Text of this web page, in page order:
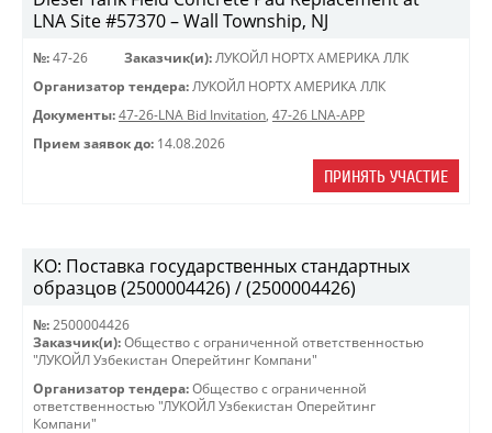
LNA Site #57370 – Wall Township, NJ
№: 47-26 Заказчик(и): ЛУКОЙЛ НОРТХ АМЕРИКА ЛЛК
Организатор тендера: ЛУКОЙЛ НОРТХ АМЕРИКА ЛЛК
Документы: 47-26-LNA Bid Invitation, 47-26 LNA-APP
Прием заявок до: 14.08.2026
ПРИНЯТЬ УЧАСТИЕ
КО: Поставка государственных стандартных
образцов (2500004426) / (2500004426)
№: 2500004426
Заказчик(и): Общество с ограниченной ответственностью
"ЛУКОЙЛ Узбекистан Оперейтинг Компани"
Организатор тендера: Общество с ограниченной
ответственностью "ЛУКОЙЛ Узбекистан Оперейтинг
Компани"